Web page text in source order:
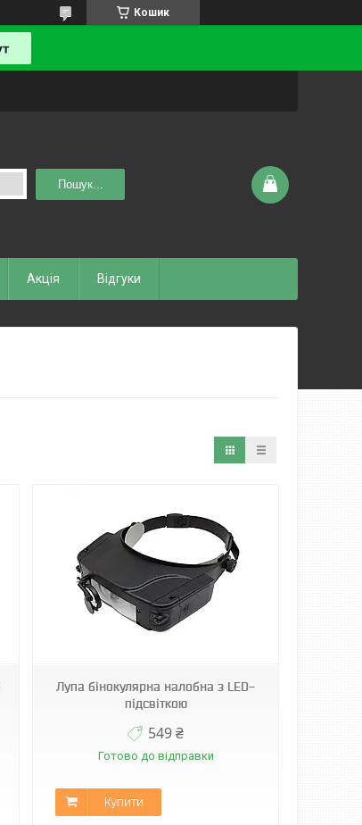
Кошик
Пошук...
Акція Відгуки
Лупа бінокулярна налобна з LED-
підсвіткою
549 ₴
Готово до відправки
Купити